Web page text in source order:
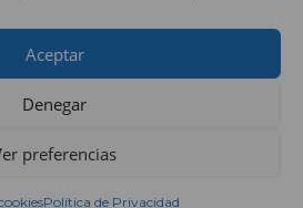
Aceptar
Denegar
preferencias
Política de Privacidad